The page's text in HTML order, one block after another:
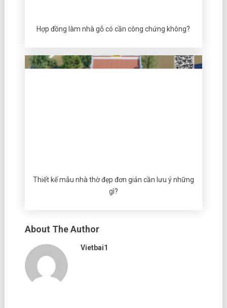
Hợp đồng làm nhà gỗ có cần công chứng không?
Thiết kế mẫu nhà thờ đẹp đơn giản cần lưu ý những
gì?
About The Author
Vietbai1